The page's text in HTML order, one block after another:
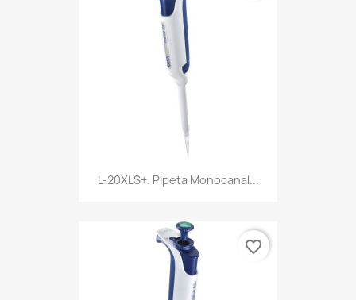
L-20XLS+. Pipeta Monocanal...
favorite_border